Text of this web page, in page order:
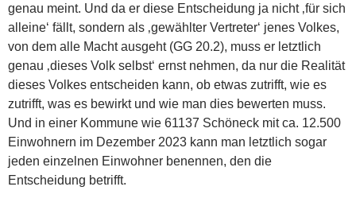
genau meint. Und da er diese Entscheidung ja nicht ‚für sich
alleine‘ fällt, sondern als ‚gewählter Vertreter‘ jenes Volkes,
von dem alle Macht ausgeht (GG 20.2), muss er letztlich
genau ‚dieses Volk selbst‘ ernst nehmen, da nur die Realität
dieses Volkes entscheiden kann, ob etwas zutrifft, wie es
zutrifft, was es bewirkt und wie man dies bewerten muss.
Und in einer Kommune wie 61137 Schöneck mit ca. 12.500
Einwohnern im Dezember 2023 kann man letztlich sogar
jeden einzelnen Einwohner benennen, den die
Entscheidung betrifft.